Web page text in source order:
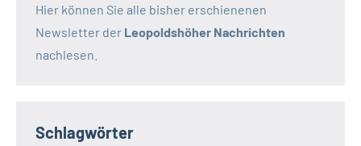
Hier können Sie alle bisher erschienenen
Newsletter der Leopoldshöher Nachrichten
nachlesen.
Schlagwörter